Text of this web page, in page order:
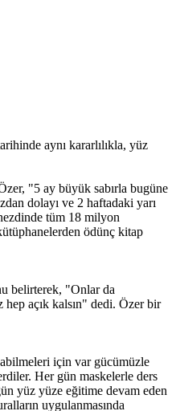
aynı kararlılıkla, yüz
"5 ay büyük sabırla bugüne
dolayı ve 2 haftadaki yarı
tüm 18 milyon
ödünç kitap
belirterek, "Onlar da
açık kalsın" dedi. Özer bir
için var gücümüzle
Her gün maskelerle ders
yüz yüze eğitime devam eden
uygulanmasında